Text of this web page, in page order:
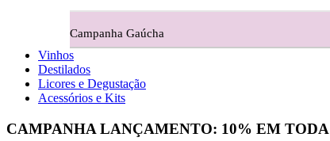
Herdade Do Freixo - Alentejo
Herdade do Moinho Branco - Alentejo
Campanha Gaúcha
Vinhos
Destilados
Licores e Degustação
Acessórios e Kits
CAMPANHA LANÇAMENTO: 10% EM